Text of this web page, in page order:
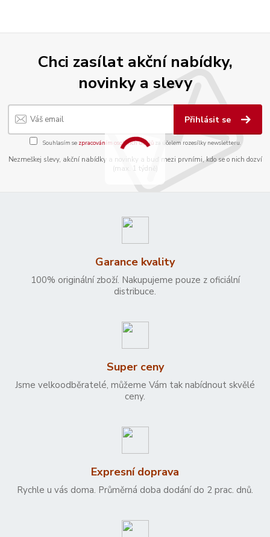
Chci zasílat akční nabídky,
novinky a slevy
Přihlásit se
Souhlasím se zpracováním osobních údajůza účelem rozesílky newsletteru.
Nezmeškej slevy, akční nabídky a novinky a buď mezi prvními, kdo se o nich dozví
(max. 1 týdně)
Garance kvality
100% originální zboží. Nakupujeme pouze z oficiální
distribuce.
Super ceny
Jsme velkoodběratelé, můžeme Vám tak nabídnout skvělé
ceny.
Expresní doprava
Rychle u vás doma. Průměrná doba dodání do 2 prac. dnů.